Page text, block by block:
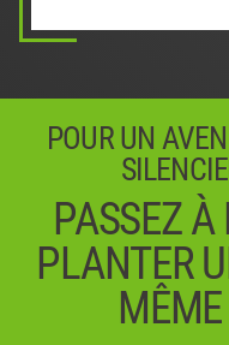
POUR UN
PASSEZ
PLANTER